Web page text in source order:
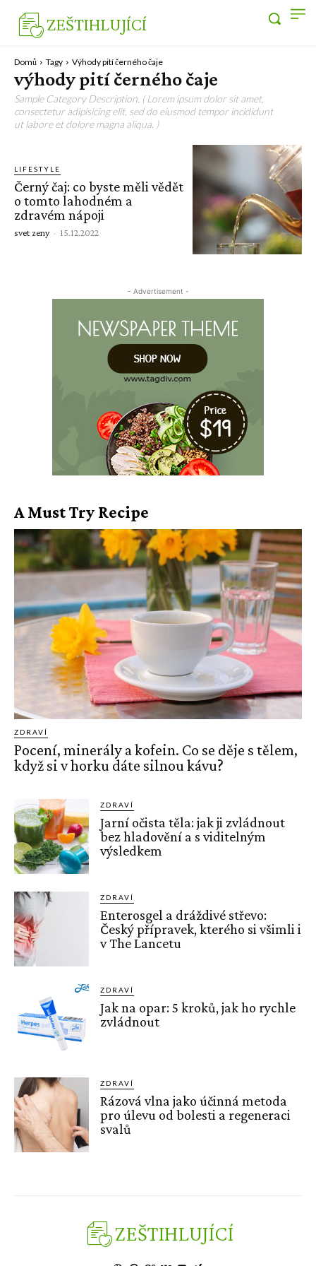
ZEŠTIHLUJÍCÍ
Domů Tagy Výhody pití černého čaje
výhody pití černého čaje
Sample Category Description. ( Lorem ipsum dolor sit amet,
consectetur adipisicing elit, sed do eiusmod tempor incididunt
ut labore et dolore magna aliqua. )
LIFESTYLE
Černý čaj: co byste měli vědět
o tomto lahodném a
zdravém nápoji
svet zeny - 15.12.2022
- Advertisement -
A Must Try Recipe
ZDRAVÍ
Pocení, minerály a kofein. Co se děje s tělem,
když si v horku dáte silnou kávu?
ZDRAVÍ
Jarní očista těla: jak ji zvládnout
bez hladovění a s viditelným
výsledkem
ZDRAVÍ
Enterosgel a dráždivé střevo:
Český přípravek, kterého si všimli i
v The Lancetu
ZDRAVÍ
Jak na opar: 5 kroků, jak ho rychle
zvládnout
ZDRAVÍ
Rázová vlna jako účinná metoda
pro úlevu od bolesti a regeneraci
svalů
ZEŠTIHLUJÍCÍ